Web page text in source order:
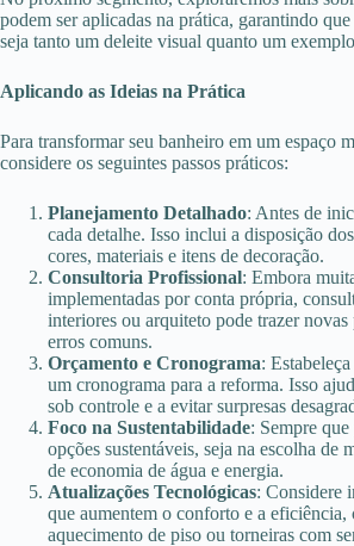
podem ser aplicadas na prática, garantindo
seja tanto um deleite visual quanto um
Aplicando as Ideias na Prática
Para transformar seu banheiro em um espaço
considere os seguintes passos práticos:
Planejamento Detalhado: Antes de
cada detalhe. Isso inclui a disposição
cores, materiais e itens de decoração.
Consultoria Profissional: Embora
implementadas por conta própria,
interiores ou arquiteto pode trazer novas
erros comuns.
Orçamento e Cronograma:
um cronograma para a reforma. Isso
sob controle e a evitar surpresas
Foco na Sustentabilidade: Sempre
opções sustentáveis, seja na escolha de
de economia de água e energia.
Atualizações Tecnológicas: Considere
que aumentem o conforto e a eficiência,
aquecimento de piso ou torneiras com